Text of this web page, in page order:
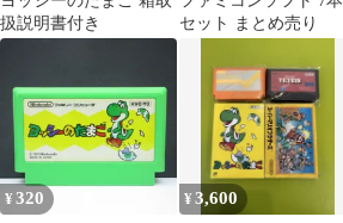
扱説明書付き
セット まとめ売り
¥320 ¥3,600